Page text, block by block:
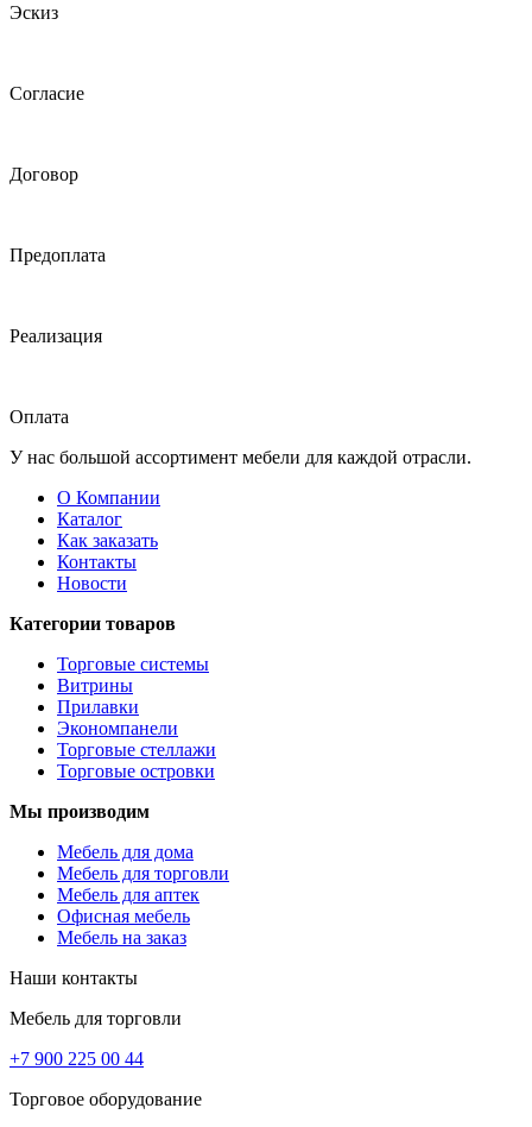
Эскиз
Согласие
Договор
Предоплата
Реализация
Оплата
У нас большой ассортимент мебели для каждой отрасли.
О Компании
Каталог
Как заказать
Контакты
Новости
Категории товаров
Торговые системы
Витрины
Прилавки
Экономпанели
Торговые стеллажи
Торговые островки
Мы производим
Мебель для дома
Мебель для торговли
Мебель для аптек
Офисная мебель
Мебель на заказ
Наши контакты
Мебель для торговли
+7 900 225 00 44
Торговое оборудование